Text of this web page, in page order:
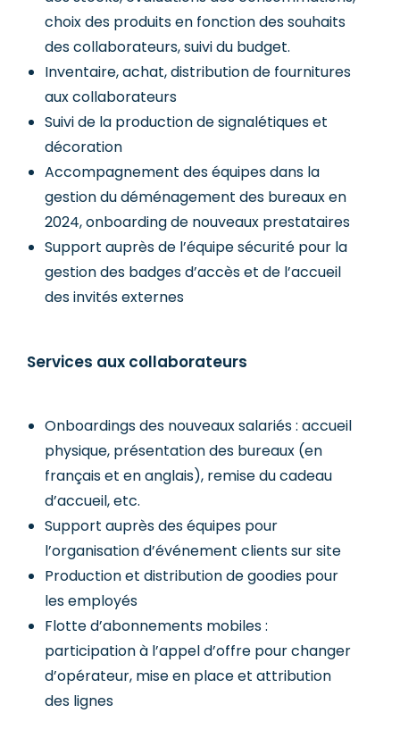
choix des produits en fonction des souhaits
des collaborateurs, suivi du budget.
Inventaire, achat, distribution de fournitures
aux collaborateurs
Suivi de la production de signalétiques et
décoration
Accompagnement des équipes dans la
gestion du déménagement des bureaux en
2024, onboarding de nouveaux prestataires
Support auprès de l’équipe sécurité pour la
gestion des badges d’accès et de l’accueil
des invités externes
Services aux collaborateurs
Onboardings des nouveaux salariés : accueil
physique, présentation des bureaux (en
français et en anglais), remise du cadeau
d’accueil, etc.
Support auprès des équipes pour
l’organisation d’événement clients sur site
Production et distribution de goodies pour
les employés
Flotte d’abonnements mobiles :
participation à l’appel d’offre pour changer
d’opérateur, mise en place et attribution
des lignes